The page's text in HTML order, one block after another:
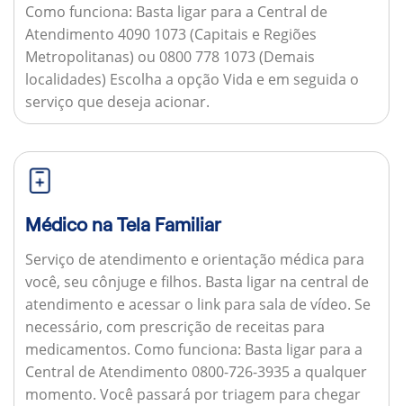
Como funciona: Basta ligar para a Central de
Atendimento 4090 1073 (Capitais e Regiões
Metropolitanas) ou 0800 778 1073 (Demais
localidades) Escolha a opção Vida e em seguida o
serviço que deseja acionar.
Médico na Tela Familiar
Serviço de atendimento e orientação médica para
você, seu cônjuge e filhos. Basta ligar na central de
atendimento e acessar o link para sala de vídeo. Se
necessário, com prescrição de receitas para
medicamentos. Como funciona: Basta ligar para a
Central de Atendimento 0800-726-3935 a qualquer
momento. Você passará por triagem para chegar